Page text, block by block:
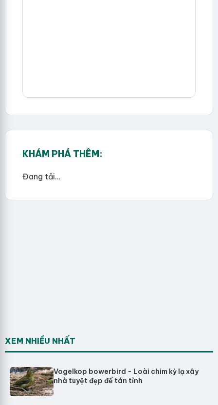
KHÁM PHÁ THÊM:
Đang tải...
XEM NHIỀU NHẤT
Vogelkop bowerbird - Loài chim kỳ lạ xây
nhà tuyệt đẹp để tán tỉnh